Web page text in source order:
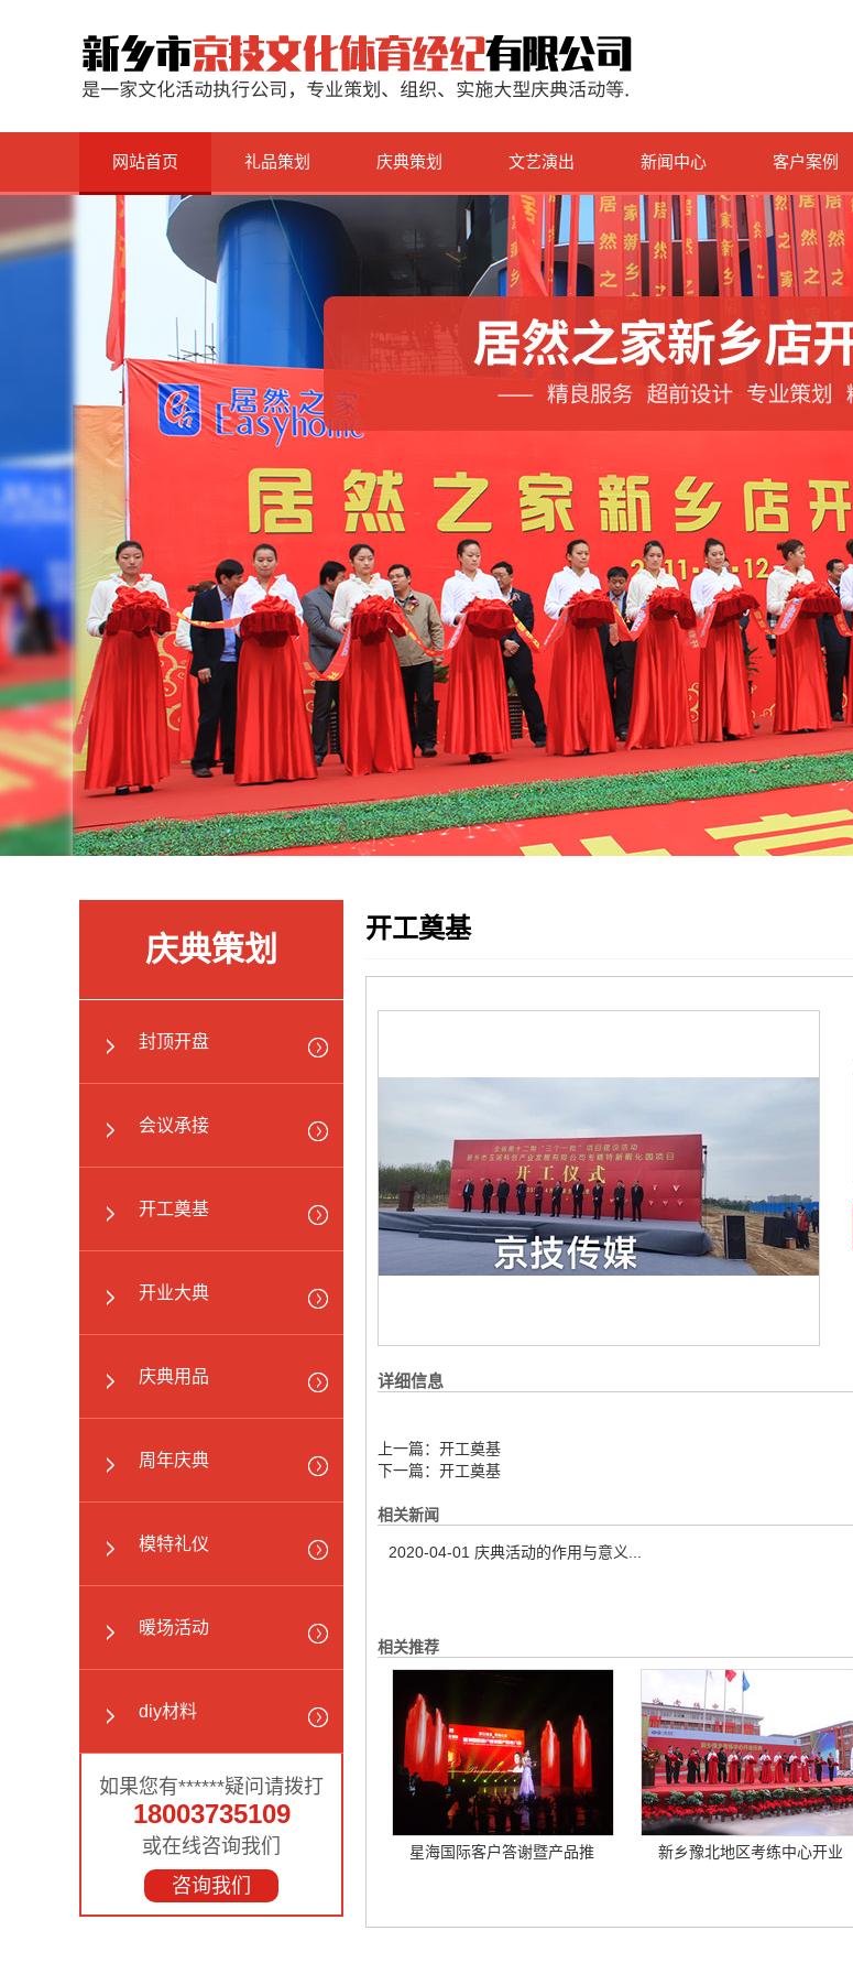
网站首页 礼品策划 庆典策划 文艺演出 新闻中心 客户案例
庆典策划
封顶开盘
会议承接
开工奠基
开业大典
庆典用品
周年庆典
模特礼仪
暖场活动
diy材料
如果您有******疑问请拨打
18003735109
或在线咨询我们
咨询我们
开工奠基
详细信息
上一篇： 开工奠基
下一篇： 开工奠基
相关新闻
2020-04-01 庆典活动的作用与意义...
相关推荐
星海国际客户答谢暨产品推 新乡豫北地区考练中心开业